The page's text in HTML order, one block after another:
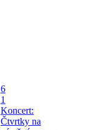
6
1
Koncert:
Čtvrtky na